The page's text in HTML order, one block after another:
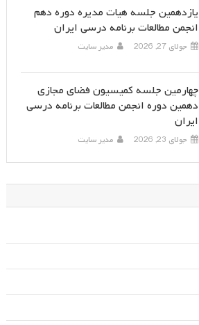
یازدهمین جلسه هیات مدیره دوره دهم
انجمن مطالعات برنامه درسی ایران
جولای 27, 2026 مدیر سایت
چهارمین جلسه کمیسیون فضای مجازی
دهمین دوره انجمن مطالعات برنامه درسی
ایران
جولای 23, 2026 مدیر سایت